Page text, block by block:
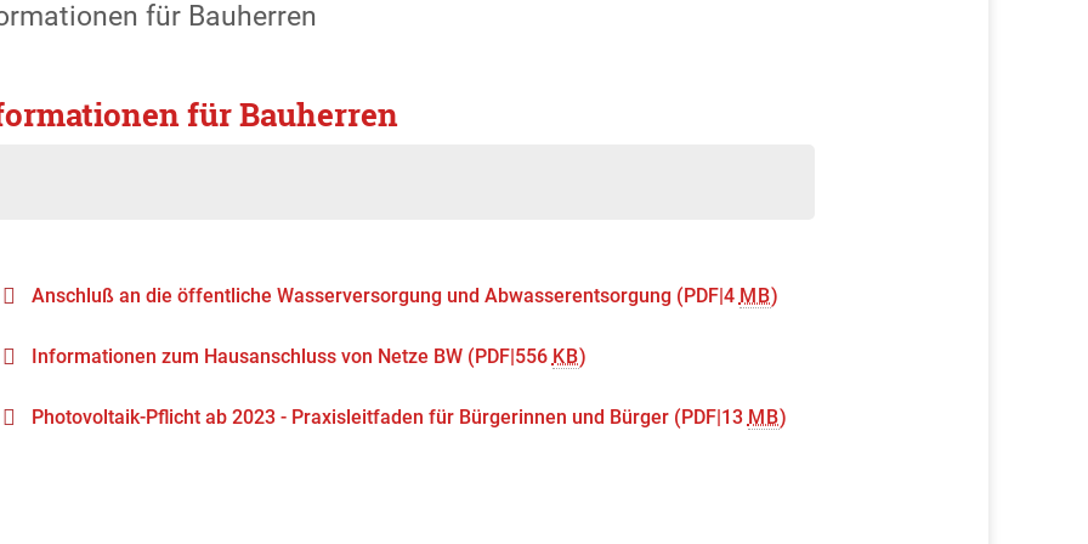
für Bauherren
für Bauherren
Anschluß an die öffentliche Wasserversorgung und Abwasserentsorgung (PDF|4 MB)
Informationen zum Hausanschluss von Netze BW(PDF|556 KB)
Photovoltaik-Pflicht ab 2023 - Praxisleitfaden für Bürgerinnen und Bürger(PDF|13 MB)